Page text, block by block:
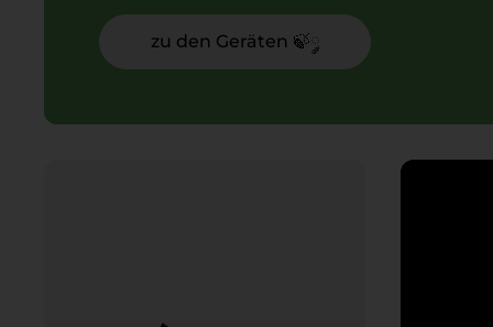
zu den Geräten 🍃༘